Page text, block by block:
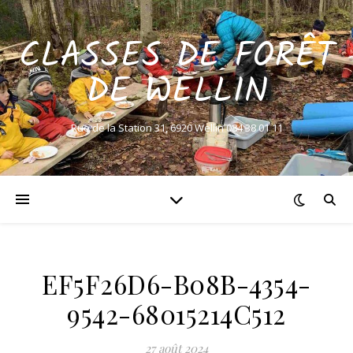
CLASSES DE FORÊT
DE WELLIN
Rue de la Station 31, 6920 Wellin 084 38 01 11
EF5F26D6-B08B-4354-
9542-68015214C512
27 août 2024